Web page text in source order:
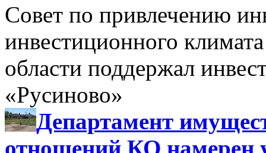
Совет по привлечению
инвестиционного
области поддержал
«Русиново»
Департамент
отношений КО намерен